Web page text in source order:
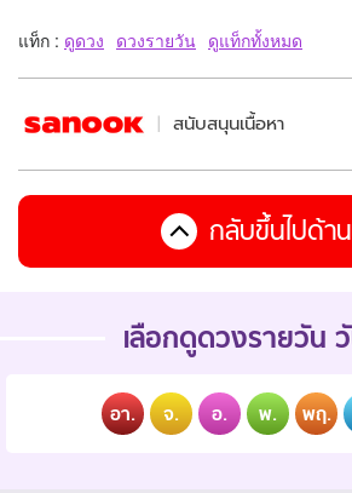
แท็ก : ดูดวง ดวงรายวัน ดูแท็กทั้งหมด
สนับสนุนเนื้อหา
กลับขึ้นไปด้า
เลือกดูดวงรายวัน
อา. จ. อ. พ. พฤ.